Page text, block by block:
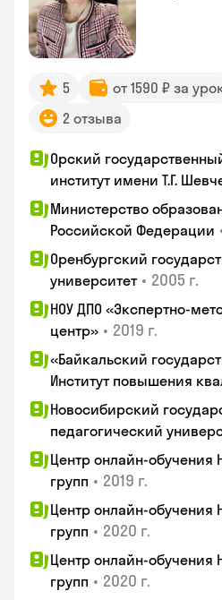
5 от 1590 ₽ за
2 отзыва
Орский
институт имени Т.Г.
Министерство
Российской Федерации
Оренбургский
университет • 2005 г.
НОУ ДПО «Экспертно-
центр» • 2019 г.
«Байкальский
Институт повышения
Новосибирский
педагогический
Центр онлайн-обучения
групп • 2019 г.
Центр онлайн-обучения
групп • 2020 г.
Центр онлайн-обучения
групп • 2020 г.